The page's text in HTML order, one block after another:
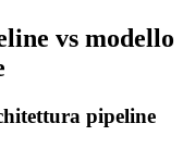
vs modello
pipeline